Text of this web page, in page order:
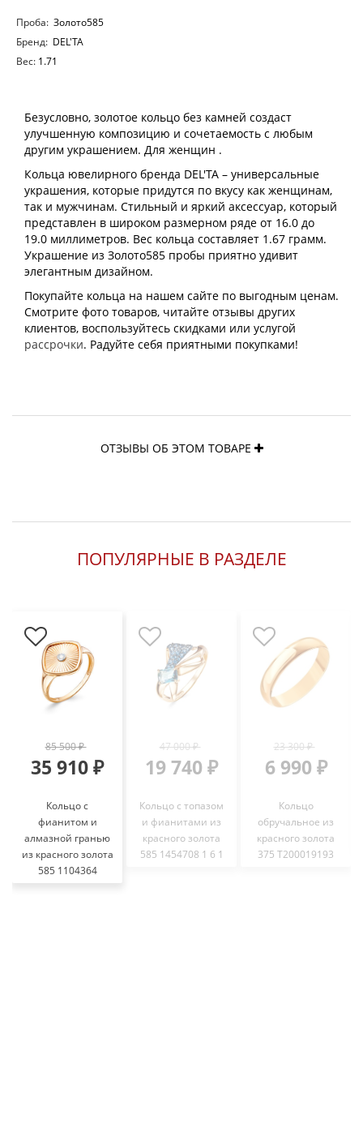
Проба: Золото585
Бренд: DEL'TA
Вес: 1.71
Безусловно, золотое кольцо без камней создаст
улучшенную композицию и сочетаемость с любым
другим украшением. Для женщин .
Кольца ювелирного бренда DEL'TA – универсальные
украшения, которые придутся по вкусу как женщинам,
так и мужчинам. Стильный и яркий аксессуар, который
представлен в широком размерном ряде от 16.0 до
19.0 миллиметров. Вес кольца составляет 1.67 грамм.
Украшение из Золото585 пробы приятно удивит
элегантным дизайном.
Покупайте кольца на нашем сайте по выгодным ценам.
Смотрите фото товаров, читайте отзывы других
клиентов, воспользуйтесь скидками или услугой
рассрочки. Радуйте себя приятными покупками!
ОТЗЫВЫ ОБ ЭТОМ ТОВАРЕ
ПОПУЛЯРНЫЕ В РАЗДЕЛЕ
85 500 ₽
35 910 ₽
Кольцо с
фианитом и
алмазной гранью
из красного золота
585 1104364
47 000 ₽
19 740 ₽
Кольцо с топазом
и фианитами из
красного золота
585 1454708 1 6 1
23 300 ₽
6 990 ₽
Кольцо
обручальное из
красного золота
375 Т200019193